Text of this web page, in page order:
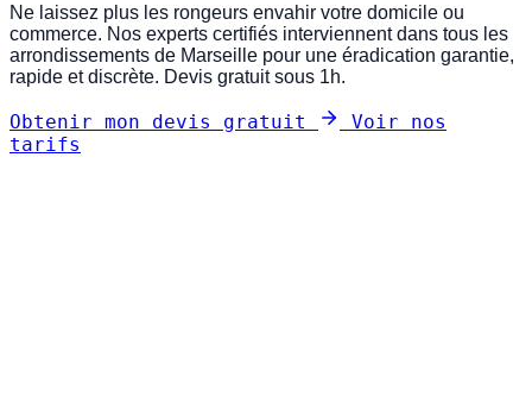
Ne laissez plus les rongeurs envahir votre domicile ou
commerce. Nos experts certifiés interviennent dans tous les
arrondissements de Marseille pour une éradication garantie,
rapide et discrète. Devis gratuit sous 1h.
Obtenir mon devis gratuit
Voir nos
tarifs